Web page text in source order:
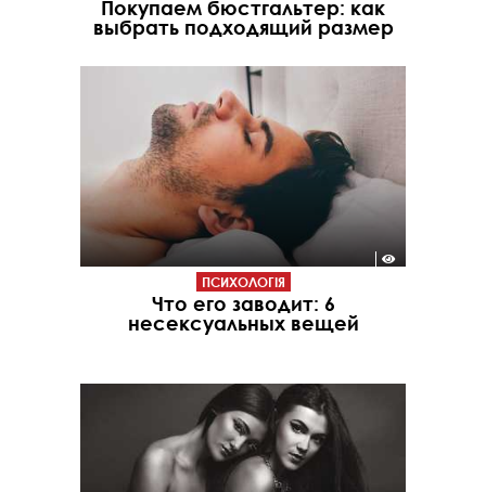
Покупаем бюстгальтер: как
выбрать подходящий размер
ПСИХОЛОГІЯ
Что его заводит: 6
несексуальных вещей